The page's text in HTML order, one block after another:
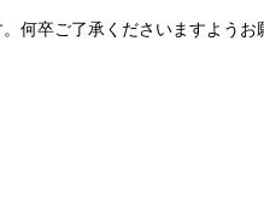
何卒ご了承くださいますようお